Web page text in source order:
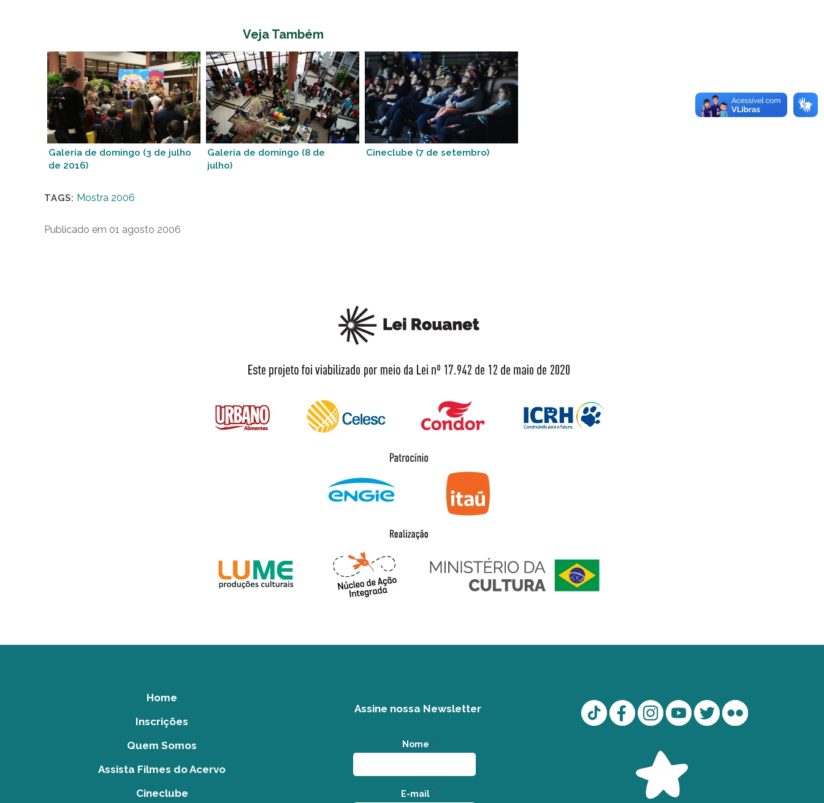
Veja Também
Galeria de domingo (3 de julho
de 2016)
Galeria de domingo (8 de
julho)
Cineclube (7 de setembro)
TAGS: Mostra 2006
Publicado em 01 agosto 2006
Home
Inscrições
Quem Somos
Assista Filmes do Acervo
Cineclube
Assine nossa Newsletter
Nome *
E-mail *